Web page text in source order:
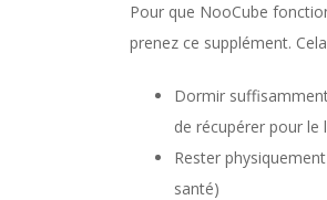
Pour que NooCube
prenez ce supplément.
Dormir
de récupérer pour le
Rester
santé)